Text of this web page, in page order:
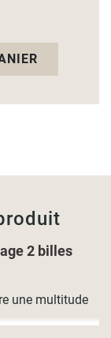
2 billes
une multitude